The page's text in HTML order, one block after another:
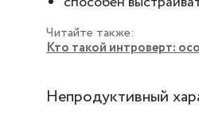
Читайте также:
Кто такой интроверт:
Непродуктивный